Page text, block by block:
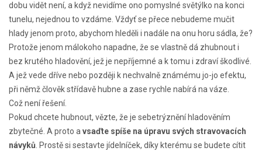
dobu vidět není, a když nevidíme ono pomyslné světýlko na konci
tunelu, nejednou to vzdáme. Vždyť se přece nebudeme mučit
hlady jenom proto, abychom hleděli i nadále na onu horu sádla, že?
Protože jenom málokoho napadne, že se vlastně dá zhubnout i
bez krutého hladovění, jež je nepříjemné a k tomu i zdraví škodlivé.
A jež vede dříve nebo později k nechvalně známému jo-jo efektu,
při němž člověk střídavě hubne a zase rychle nabírá na váze.
Což není řešení.
Pokud chcete hubnout, vězte, že je sebetrýznění hladověním
zbytečné. A proto a vsaďte spíše na úpravu svých stravovacích
návyků . Prostě si sestavte jídelníček, díky kterému se budete cítit